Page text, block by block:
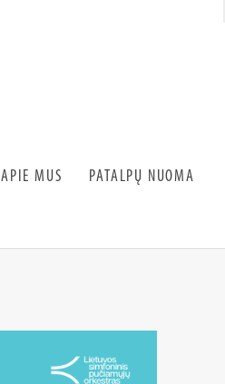
APIE MUS
PATALPŲ NUOMA